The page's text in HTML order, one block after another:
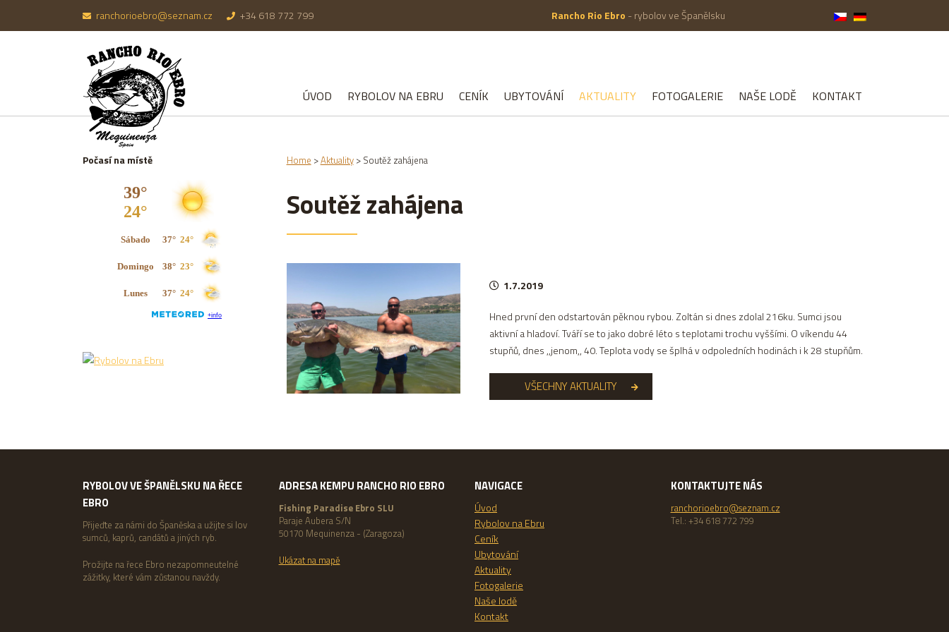
ranchorioebro@seznam.cz +34 618 772 799 Rancho Rio Ebro - rybolov ve Španělsku
ÚVOD RYBOLOV NA EBRU CENÍK UBYTOVÁNÍ AKTUALITY FOTOGALERIE NAŠE LODĚ KONTAKT
Home >Aktuality> Soutěž zahájena
Soutěž zahájena
1.7.2019
Hned první den odstartován pěknou rybou. Zoltán si dnes zdolal 216ku. Sumci jsou
aktivní a hladoví. Tváří se to jako dobré léto s teplotami trochu vyššími. O víkendu 44
stupňů, dnes ,,jenom,, 40. Teplota vody se šplhá v odpoledních hodinách i k 28 stupňům.
VŠECHNY AKTUALITY
Počasí na místě
RYBOLOV VE ŠPANĚLSKU NA ŘECE
EBRO
Přijeďte za námi do Španěska a užijte si lov
sumců, kaprů, candátů a jiných ryb.
Prožijte na řece Ebro nezapomneutelné
zážitky, které vám zůstanou navždy.
ADRESA KEMPU RANCHO RIO EBRO
Fishing Paradise Ebro SLU
Paraje Aubera S/N
50170 Mequinenza - (Zaragoza)
Ukázat na mapě
NAVIGACE
Úvod
Rybolov na Ebru
Ceník
Ubytování
Aktuality
Fotogalerie
Naše lodě
Kontakt
KONTAKTUJTE NÁS
ranchorioebro@seznam.cz
Tel.: +34 618 772 799